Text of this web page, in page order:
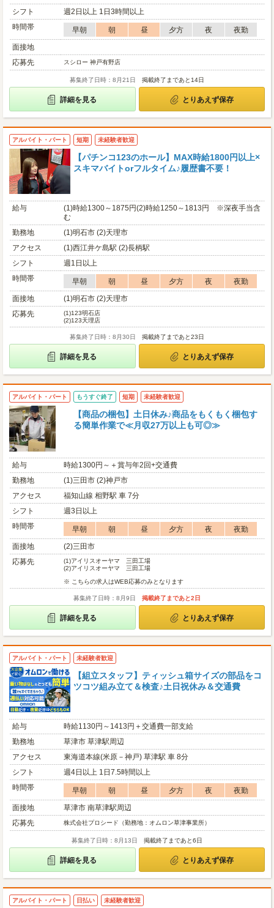
シフト
週2日以上 1日3時間以上
時間帯
早朝 朝 昼 夕方 夜
夜勤
面接地
応募先
スシロー 神戸有野店
募集終了日時：8月21日 掲載終了まであと14日
詳細を見る とりあえず保存
アルバイト・パート 短期 未経験者歓迎
【パチンコ123のホール】MAX時給1800円以上×
スキマバイトorフルタイム♪履歴書不要！
給与
(1)時給1300～1875円(2)時給1250～1813円 ※深夜手当含
む
勤務地
(1)明石市 (2)天理市
アクセス
(1)西江井ケ島駅 (2)長柄駅
シフト
週1日以上
時間帯
早朝 朝 昼 夕方 夜
夜勤
面接地
(1)明石市 (2)天理市
応募先
(1)123明石店
(2)123天理店
募集終了日時：8月30日 掲載終了まであと23日
詳細を見る とりあえず保存
アルバイト・パート もうすぐ終了 短期 未経験者歓迎
【商品の梱包】土日休み♪商品をもくもく梱包す
る簡単作業で≪月収27万以上も可◎≫
給与
時給1300円～＋賞与年2回+交通費
勤務地
(1)三田市 (2)神戸市
アクセス
福知山線 相野駅 車 7分
シフト
週3日以上
時間帯
早朝 朝 昼 夕方 夜
夜勤
面接地
(2)三田市
応募先
(1)アイリスオーヤマ 三田工場
(2)アイリスオーヤマ 三田工場
※ こちらの求人はWEB応募のみとなります
募集終了日時：8月9日 掲載終了まであと2日
詳細を見る とりあえず保存
アルバイト・パート 未経験者歓迎
【組立スタッフ】ティッシュ箱サイズの部品をコ
ツコツ組み立て＆検査♪土日祝休み＆交通費
給与
時給1130円～1413円＋交通費一部支給
勤務地
草津市 草津駅周辺
アクセス
東海道本線(米原－神戸) 草津駅 車 8分
シフト
週4日以上 1日7.5時間以上
時間帯
早朝 朝 昼 夕方 夜
夜勤
面接地
草津市 南草津駅周辺
応募先
株式会社プロシード（勤務地：オムロン草津事業所）
募集終了日時：8月13日 掲載終了まであと6日
詳細を見る とりあえず保存
アルバイト・パート 日払い 未経験者歓迎